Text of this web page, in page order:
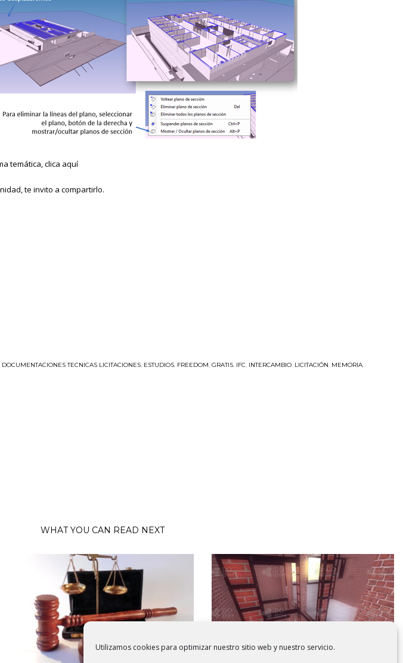
Utilizamos cookies para optimizar nuestro sitio web y nuestro servicio.
temática, clica aquí
te invito a compartirlo.
DOCUMENTACIONES TECNICAS LICITACIONES, ESTUDIOS, FREEDOM, GRATIS, IFC, INTERCAMBIO, LICITACIÓN, MEMORIA,
WHAT YOU CAN READ NEXT